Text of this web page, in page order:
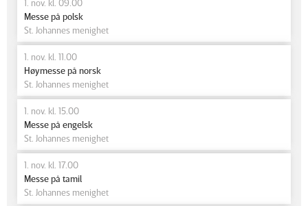
1. nov. kl. 09.00
Messe på polsk
St. Johannes menighet
1. nov. kl. 11.00
Høymesse på norsk
St. Johannes menighet
1. nov. kl. 15.00
Messe på engelsk
St. Johannes menighet
1. nov. kl. 17.00
Messe på tamil
St. Johannes menighet